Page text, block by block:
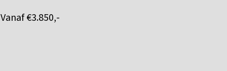
Vanaf €3.850,-